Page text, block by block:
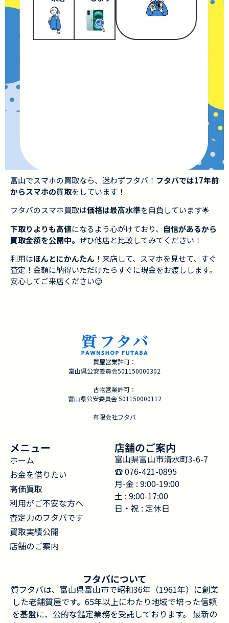
富山でスマホの買取なら、迷わずフタバ！ フタバでは17年前
からスマホの買取をしています！
フタバのスマホ買取は価格は最高水準を自負しています🌟
下取りよりも高値になるよう心がけており、 自信があるから
買取金額を公開中。 ぜひ他店と比較してみてください！
利用はほんとにかんたん ！来店して、スマホを見せて、すぐ
査定！金額に納得いただけたらすぐに現金をお渡しします。
安心してご来店ください😌
質屋営業許可：
富山県公安委員会501150000302
古物営業許可：
富山県公安委員会 501150000112
有限会社フタバ
メニュー
ホーム
お金を借りたい
高価買取
利用がご不安な方へ
査定力のフタバです
買取実績公開
店舗のご案内
店舗のご案内
富山県富山市清水町3-6-7
☎︎ 076-421-0895
月-金 : 9:00-19:00
土 : 9:00-17:00
日・祝 : 定休日
フタバについて
質フタバは、富山県富山市で昭和36年（1961年）に創業
した老舗質屋です。65年以上にわたり地域で培った信頼
を基盤に、公的な鑑定業務を受託しております。 最新の